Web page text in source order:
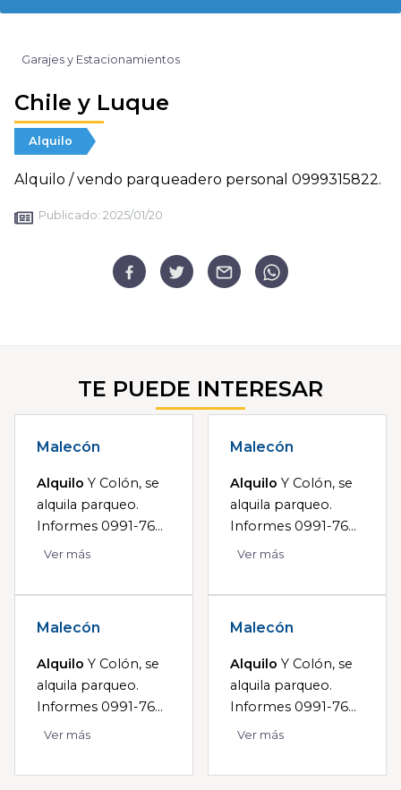
Garajes y Estacionamientos
Chile y Luque
Alquilo
Alquilo / vendo parqueadero personal 0999315822.
Publicado: 2025/01/20
TE PUEDE INTERESAR
Malecón
Alquilo Y Colón, se
alquila parqueo.
Informes 0991-76...
Ver más
Malecón
Alquilo Y Colón, se
alquila parqueo.
Informes 0991-76...
Ver más
Malecón
Alquilo Y Colón, se
alquila parqueo.
Informes 0991-76...
Ver más
Malecón
Alquilo Y Colón, se
alquila parqueo.
Informes 0991-76...
Ver más